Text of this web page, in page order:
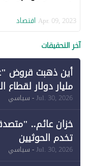
Apr. 09, 2023 اقتصاد
آخر التحقيقات
لـ"الطاقة المتجددة"
Jul. 30, 2026- سياسي
خزان عائم..
تخدم الحوثيين
Jul. 30, 2026- سياسي